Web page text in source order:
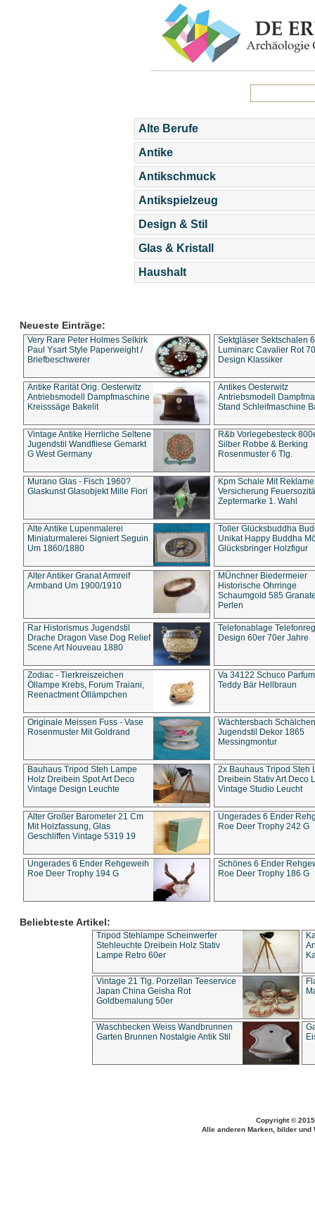
Alte Berufe
Antike
Antikschmuck
Antikspielzeug
Design & Stil
Glas & Kristall
Haushalt
Neueste Einträge:
Very Rare Peter Holmes Selkirk
Paul Ysart Style Paperweight /
Briefbeschwerer
Sektgläser Sektschalen
Luminarc Cavalier Rot
Design Klassiker
Antike Rarität Orig. Oesterwitz
Antriebsmodell Dampfmaschine
Kreisssäge Bakelit
Antikes Oesterwitz
Antriebsmodell
Stand Schleifmaschine
Vintage Antike Herrliche Seltene
Jugendstil Wandfliese Gemarkt
G West Germany
R&b Vorlegebesteck
Silber Robbe & Berking
Rosenmuster 6 Tlg.
Murano Glas - Fisch 1960?
Glaskunst Glasobjekt Mille Fiori
Kpm Schale Mit Reklame
Versicherung
Zeptermarke 1. Wahl
Alte Antike Lupenmalerei
Miniaturmalerei Signiert Seguin
Um 1860/1880
Toller Glücksbuddha
Unikat Happy Buddha
Glücksbringer Holzfigur
Alter Antiker Granat Armreif
Armband Um 1900/1910
MÜnchner Biedermeier
Historische Ohrringe
Schaumgold 585
Perlen
Rar Historismus Jugendstil
Drache Dragon Vase Dog Relief
Scene Art Nouveau 1880
Telefonablage
Design 60er 70er Jahre
Zodiac - Tierkreiszeichen
Öllampe Krebs, Forum Traiani,
Reenactment Öllämpchen
Va 34122 Schuco
Teddy Bär Hellbraun
Originale Meissen Fuss - Vase
Rosenmuster Mit Goldrand
Wächtersbach Schälchen
Jugendstil Dekor 1865
Messingmontur
Bauhaus Tripod Steh Lampe
Holz Dreibein Spot Art Deco
Vintage Design Leuchte
2x Bauhaus Tripod Steh
Dreibein Stativ Art Deco
Vintage Studio Leucht
Alter Großer Barometer 21 Cm
Mit Holzfassung, Glas
Geschliffen Vintage 5319 19
Ungerades 6 Ender
Roe Deer Trophy 242 G
Ungerades 6 Ender Rehgeweih
Roe Deer Trophy 194 G
Schönes 6 Ender
Roe Deer Trophy 186 G
Beliebteste Artikel:
Tripod Stehlampe Scheinwerfer
Stehleuchte Dreibein Holz Stativ
Lampe Retro 60er
Vintage 21 Tlg. Porzellan Teeservice
Japan China Geisha Rot
Goldbemalung 50er
Waschbecken Weiss Wandbrunnen
Garten Brunnen Nostalgie Antik Stil
Copyright ©
Alle anderen Marken, bilder und